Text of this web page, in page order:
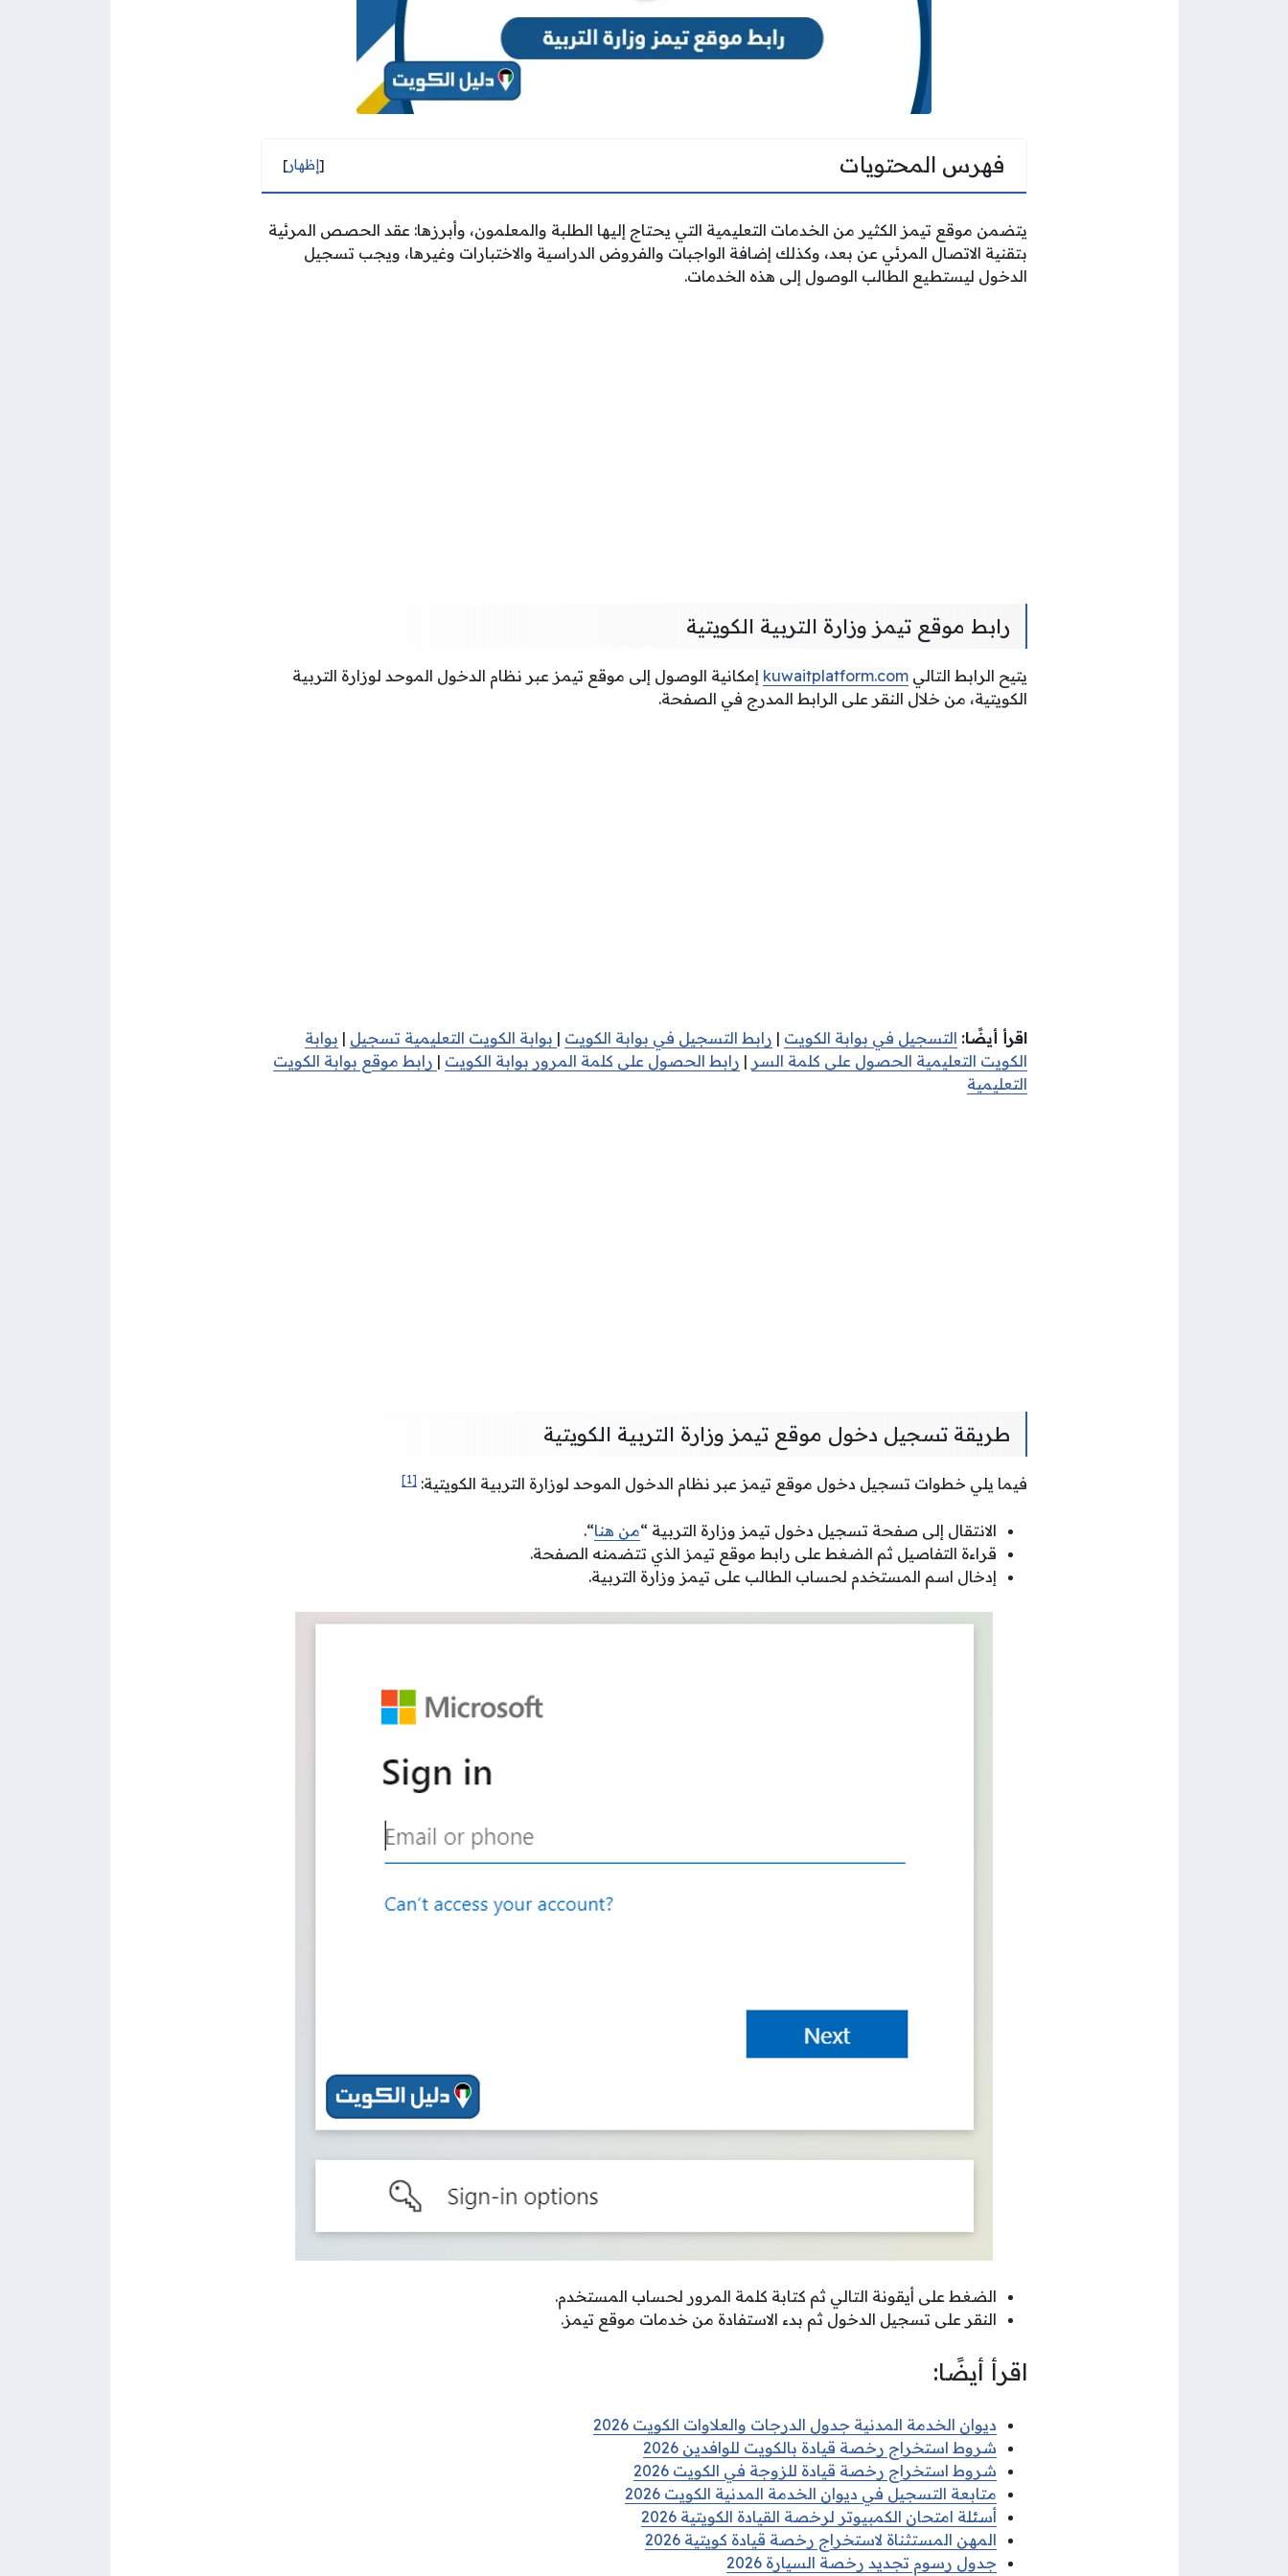
فهرس المحتويات [إظهار]
يتضمن موقع تيمز الكثير من الخدمات التعليمية التي يحتاج إليها الطلبة والمعلمون، وأبرزها: عقد الحصص المرئية
بتقنية الاتصال المرئي عن بعد، وكذلك إضافة الواجبات والفروض الدراسية والاختبارات وغيرها، ويجب تسجيل
الدخول ليستطيع الطالب الوصول إلى هذه الخدمات.
رابط موقع تيمز وزارة التربية الكويتية
يتيح الرابط التالي kuwaitplatform.com إمكانية الوصول إلى موقع تيمز عبر نظام الدخول الموحد لوزارة التربية
الكويتية، من خلال النقر على الرابط المدرج في الصفحة.
اقرأ أيضًا: التسجيل في بوابة الكويت | رابط التسجيل في بوابة الكويت | بوابة الكويت التعليمية تسجيل | بوابة
الكويت التعليمية الحصول على كلمة السر | رابط الحصول على كلمة المرور بوابة الكويت | رابط موقع بوابة الكويت
التعليمية
طريقة تسجيل دخول موقع تيمز وزارة التربية الكويتية
فيما يلي خطوات تسجيل دخول موقع تيمز عبر نظام الدخول الموحد لوزارة التربية الكويتية: [1]
الانتقال إلى صفحة تسجيل دخول تيمز وزارة التربية “من هنا“.
قراءة التفاصيل ثم الضغط على رابط موقع تيمز الذي تتضمنه الصفحة.
إدخال اسم المستخدم لحساب الطالب على تيمز وزارة التربية.
الضغط على أيقونة التالي ثم كتابة كلمة المرور لحساب المستخدم.
النقر على تسجيل الدخول ثم بدء الاستفادة من خدمات موقع تيمز.
اقرأ أيضًا:
ديوان الخدمة المدنية جدول الدرجات والعلاوات الكويت 2026
شروط استخراج رخصة قيادة بالكويت للوافدين 2026
شروط استخراج رخصة قيادة للزوجة في الكويت 2026
متابعة التسجيل في ديوان الخدمة المدنية الكويت 2026
أسئلة امتحان الكمبيوتر لرخصة القيادة الكويتية 2026
المهن المستثناة لاستخراج رخصة قيادة كويتية 2026
جدول رسوم تجديد رخصة السيارة 2026